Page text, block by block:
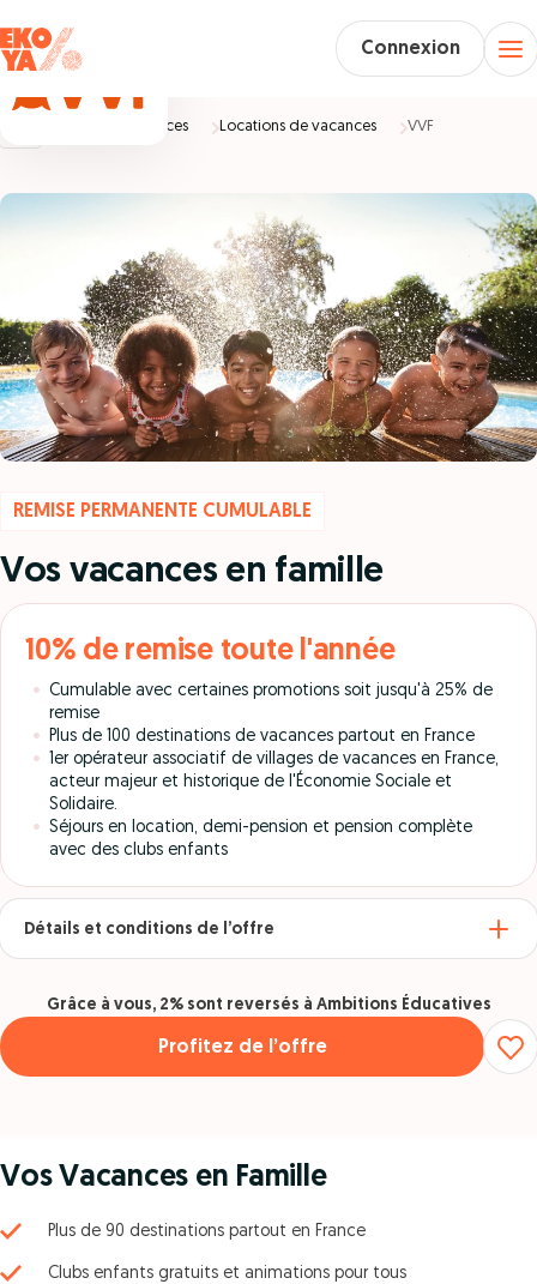
Connexion
Vacances Locations de vacances VVF
Vos Vacances en Famille
Plus de 90 destinations partout en France
Clubs enfants gratuits et animations pour tous
REMISE PERMANENTE CUMULABLE
Vos vacances en famille
10% de remise toute l'année
Cumulable avec certaines promotions soit jusqu'à 25% de
remise
Plus de 100 destinations de vacances partout en France
1er opérateur associatif de villages de vacances en France,
acteur majeur et historique de l'Économie Sociale et
Solidaire.
Séjours en location, demi-pension et pension complète
avec des clubs enfants
Détails et conditions de l’offre
Profitez de l’offre
Grâce à vous, 2% sont reversés à Ambitions Éducatives